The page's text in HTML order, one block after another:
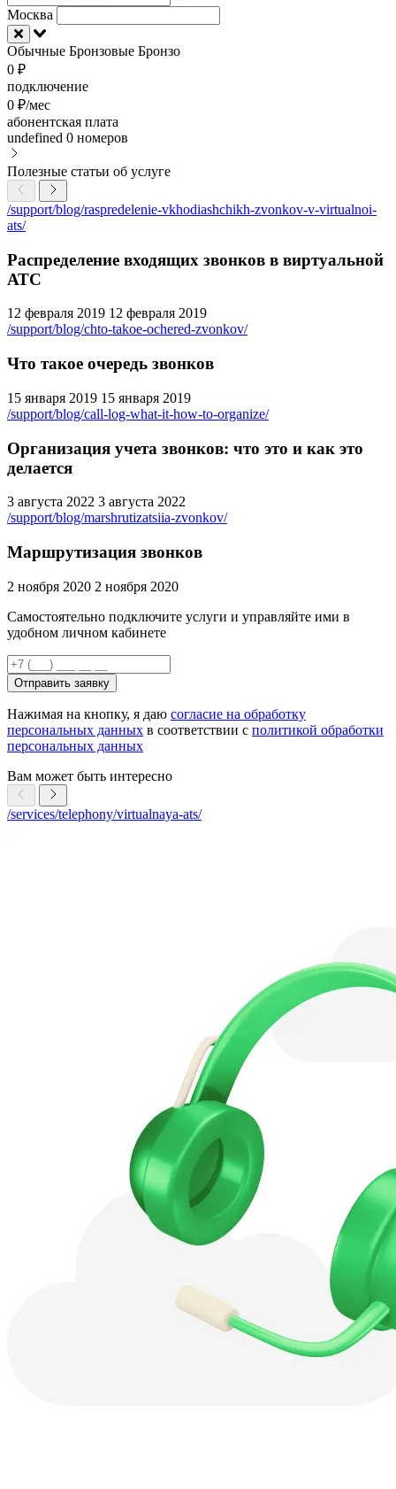
Москва
Обычные Бронзовые Бронзо
0 ₽
подключение
0 ₽/мес
абонентская плата
undefined 0 номеров
Полезные статьи об услуге
/support/blog/raspredelenie-vkhodiashchikh-zvonkov-v-virtualnoi-
ats/
Распределение входящих звонков в виртуальной
АТС
12 февраля 2019 12 февраля 2019
/support/blog/chto-takoe-ochered-zvonkov/
Что такое очередь звонков
15 января 2019 15 января 2019
/support/blog/call-log-what-it-how-to-organize/
Организация учета звонков: что это и как это
делается
3 августа 2022 3 августа 2022
/support/blog/marshrutizatsiia-zvonkov/
Маршрутизация звонков
2 ноября 2020 2 ноября 2020
Самостоятельно подключите услуги и управляйте ими в
удобном личном кабинете
Отправить заявку
Нажимая на кнопку, я даю согласие на обработку
персональных данных в соответствии с политикой обработки
персональных данных
Вам может быть интересно
/services/telephony/virtualnaya-ats/